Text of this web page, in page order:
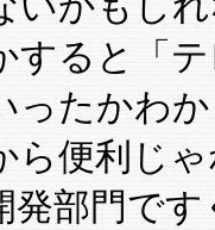
すると「
ったかわ
ら便利じ
発部門で